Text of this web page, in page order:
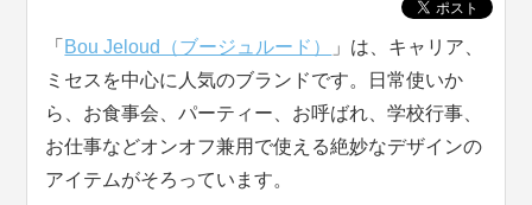
「 Bou Jeloud（ブージュルード）
」は、キャリア、
ミセスを中心に人気のブランドです。日常使いか
ら、お食事会、パーティー、お呼ばれ、学校行事、
お仕事などオンオフ兼用で使える絶妙なデザインの
アイテムがそろっています。